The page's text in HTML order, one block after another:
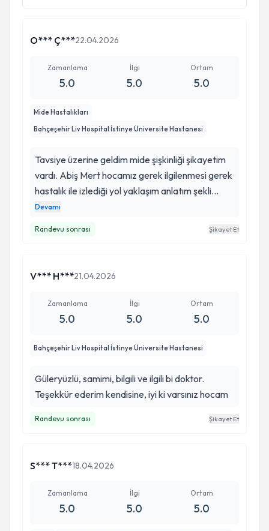
O*** Ç***22.04.2026
Zamanlama
5.0
İlgi
5.0
Ortam
5.0
Mide Hastalıkları
Bahçeşehir Liv Hospital İstinye Üniversite Hastanesi
Tavsiye üzerine geldim mide şişkinliği şikayetim
vardı. Abiş Mert hocamız gerek ilgilenmesi gerek
hastalık ile izlediği yol yaklaşım anlatım şekli
ilgilenmesi gerçekten böyle doktorların hala
Devamı
Randevu sonrası Şikayet Et
V*** H***21.04.2026
Zamanlama
5.0
İlgi
5.0
Ortam
5.0
Bahçeşehir Liv Hospital İstinye Üniversite Hastanesi
Güleryüzlü, samimi, bilgili ve ilgili bi doktor.
Teşekkür ederim kendisine, iyi ki varsınız hocam
Randevu sonrası Şikayet Et
S*** T***18.04.2026
Zamanlama
5.0
İlgi
5.0
Ortam
5.0